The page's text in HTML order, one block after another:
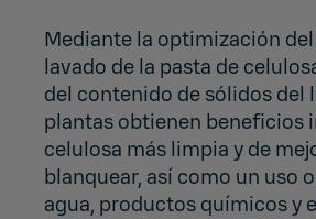
Mediante la optimización
lavado de la pasta de
del contenido de sólidos del
plantas obtienen beneficios
celulosa más limpia y de
blanquear, así como un uso
agua, productos químicos y